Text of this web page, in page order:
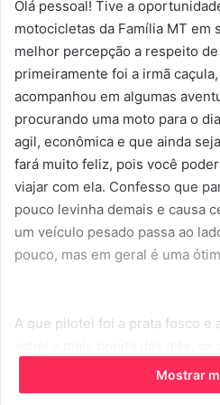
d
e
u
m
e
-
m
i
l
Olá pessoal! Tive a
motocicletas da Família MT em
melhor percepção a respeito
primeiramente foi a irmã
acompanhou em algumas
procurando uma moto para o
agil, econômica e que ainda
fará muito feliz, pois você
viajar com ela. Confesso que
pouco levinha demais e causa
um veículo pesado passa ao
pouco, mas em geral é uma
A que pilotei foi a prata fosco e
quadro, adesivos e rodas dão
apesar da carainvocada, ela
Mostrar